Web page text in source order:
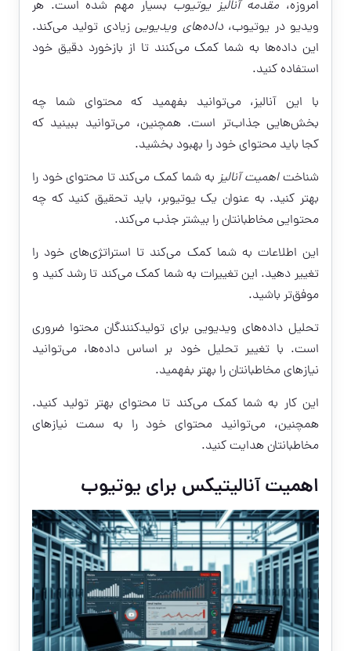
امروزه، مقدمه آنالیز یوتیوب بسیار مهم شده است. هر
ویدیو در یوتیوب،داده‌های ویدیوییزیادی تولید می‌کند.
این داده‌ها به شما کمک می‌کنند تا از بازخورد دقیق خود
استفاده کنید.
با این آنالیز، می‌توانید بفهمید که محتوای شما چه
بخش‌هایی جذاب‌تر است. همچنین، می‌توانید ببینید که
کجا باید محتوای خود را بهبود بخشید.
شناختاهمیت آنالیزبه شما کمک می‌کند تا محتوای خود را
بهتر کنید. به عنوان یک یوتیوبر، باید تحقیق کنید که چه
محتوایی مخاطبانتان را بیشتر جذب می‌کند.
این اطلاعات به شما کمک می‌کند تا استراتژی‌های خود را
تغییر دهید. این تغییرات به شما کمک می‌کند تا رشد کنید و
موفق‌تر باشید.
تحلیل داده‌های ویدیویی برای تولیدکنندگان محتوا ضروری
است. با تغییر تحلیل خود بر اساس داده‌ها، می‌توانید
نیازهای مخاطبانتان را بهتر بفهمید.
این کار به شما کمک می‌کند تا محتوای بهتر تولید کنید.
همچنین، می‌توانید محتوای خود را به سمت نیازهای
مخاطبانتان هدایت کنید.
اهمیت آنالیتیکس برای یوتیوب